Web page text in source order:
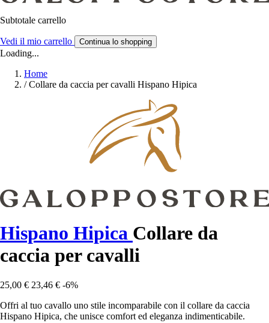
Subtotale carrello
Vedi il mio carrello Continua lo shopping
Loading...
Home
/ Collare da caccia per cavalli Hispano Hipica
Hispano Hipica Collare da
caccia per cavalli
25,00 € 23,46 € -6%
Offri al tuo cavallo uno stile incomparabile con il collare da caccia
Hispano Hipica, che unisce comfort ed eleganza indimenticabile.